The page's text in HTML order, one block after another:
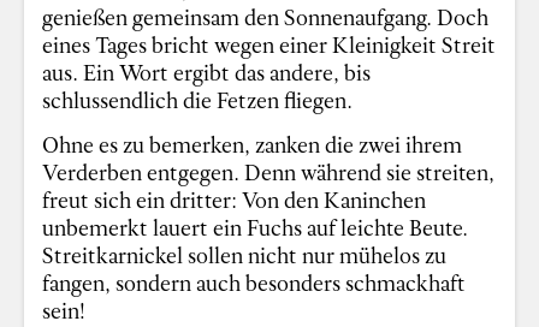
genießen gemeinsam den Sonnenaufgang. Doch
eines Tages bricht wegen einer Kleinigkeit Streit
aus. Ein Wort ergibt das andere, bis
schlussendlich die Fetzen fliegen.
Ohne es zu bemerken, zanken die zwei ihrem
Verderben entgegen. Denn während sie streiten,
freut sich ein dritter: Von den Kaninchen
unbemerkt lauert ein Fuchs auf leichte Beute.
Streitkarnickel sollen nicht nur mühelos zu
fangen, sondern auch besonders schmackhaft
sein!